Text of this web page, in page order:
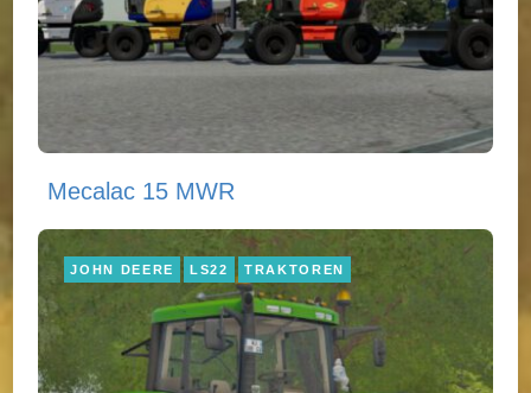
Mecalac 15 MWR
JOHN DEERE LS22 TRAKTOREN